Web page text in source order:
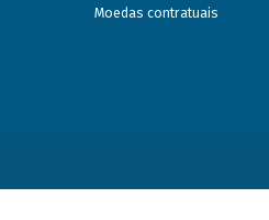
Moedas contratuais